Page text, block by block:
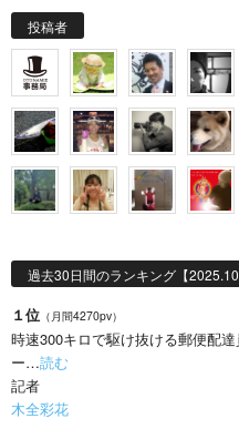
投稿者
過去30日間のランキング【
１位 （月間4270pv）
時速300キロで駆け抜ける郵便配
ー…読む
記者
木全彩花